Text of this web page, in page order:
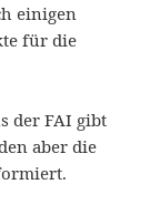
einigen
für die
der FAI gibt
aber die